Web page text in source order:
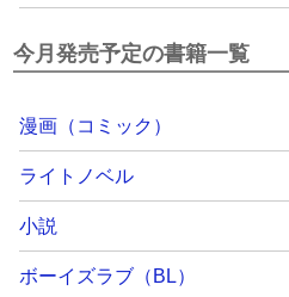
今月発売予定の書籍一覧
漫画（コミック）
ライトノベル
小説
ボーイズラブ（BL）